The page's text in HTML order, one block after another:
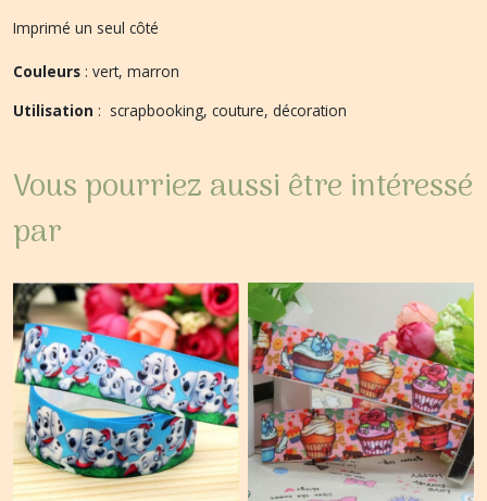
Imprimé un seul côté
Couleurs : vert, marron
Utilisation : scrapbooking, couture, décoration
Vous pourriez aussi être intéressé
par